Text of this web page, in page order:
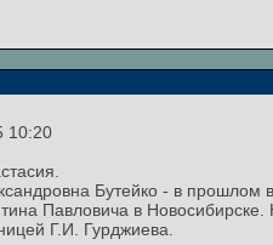
10:20
Бутейко - в прошлом
Павловича в
Г.И. Гурджиева.